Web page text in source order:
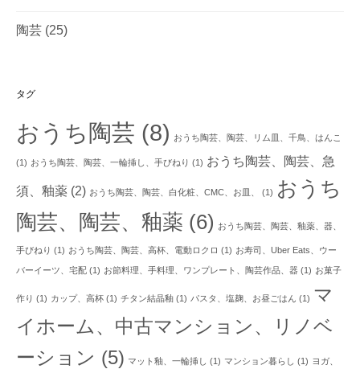
陶芸 (25)
タグ
おうち陶芸 (8) おうち陶芸、陶芸、リム皿、千鳥、はんこ
(1) おうち陶芸、陶芸、一輪挿し、手びねり (1) おうち陶芸、陶芸、急
須、釉薬 (2) おうち陶芸、陶芸、白化粧、CMC、お皿、 (1) おうち
陶芸、陶芸、釉薬 (6) おうち陶芸、陶芸、釉薬、器、
手びねり (1) おうち陶芸、陶芸、高杯、電動ロクロ (1) お寿司、Uber Eats、ウー
バーイーツ、宅配 (1) お節料理、手料理、ワンプレート、陶芸作品、器 (1) お菓子
作り (1) カップ、高杯 (1) チタン結晶釉 (1) パスタ、塩麹、お昼ごはん (1) マ
イホーム、中古マンション、リノベ
ーション (5) マット釉、一輪挿し (1) マンション暮らし (1) ヨガ、